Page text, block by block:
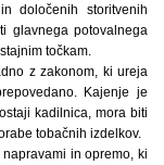
določenih storitvenih
glavnega potovalnega
točkam.
z zakonom, ki ureja
Kajenje je
kadilnica, mora biti
tobačnih izdelkov.
in opremo, ki